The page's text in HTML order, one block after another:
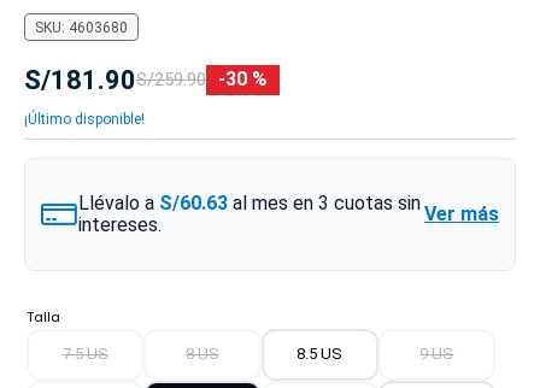
SKU: 4603680
S/181 .90S/259.90 30 %
¡Último disponible!
Llévalo a S/60.63 al mes en 3 cuotas sin
intereses.
Ver más
Talla
7.5 US 8 US 8.5 US 9 US
6.
zapatillas nike hombre
7. zapatillas nike mujer